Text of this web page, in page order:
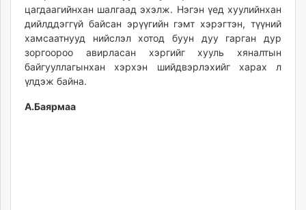
цагдаагийнхан шалгаад эхэлж. Нэгэн үед хуулийнхан
дийлддэггүй байсан эрүүгийн гэмт хэрэгтэн, түүний
хамсаатнууд нийслэл хотод буун дуу гарган дур
зоргоороо авирласан хэргийг хууль хяналтын
байгууллагынхан хэрхэн шийдвэрлэхийг харах л
үлдэж байна.
А.Баярмаа